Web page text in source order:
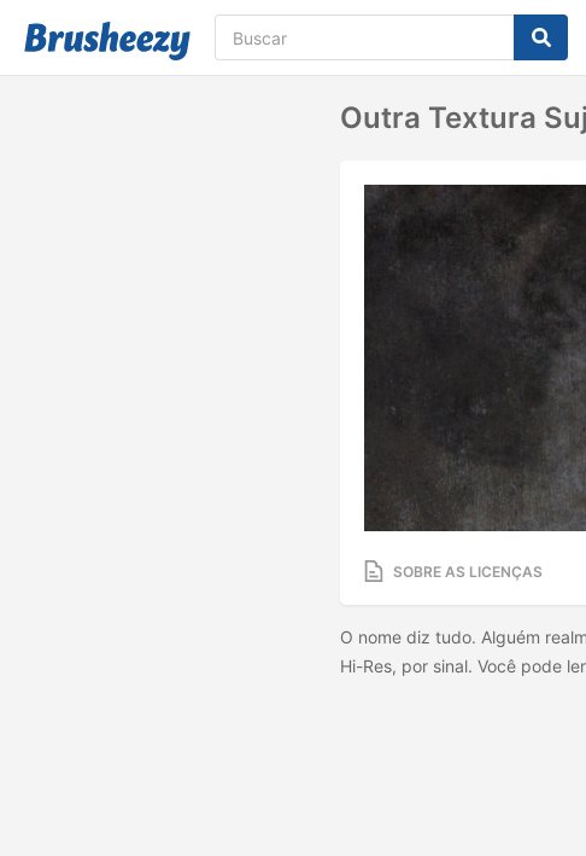
Outra Textura
SOBRE AS LICENÇAS
O nome diz tudo. Alguém
Hi-Res, por sinal. Você pode